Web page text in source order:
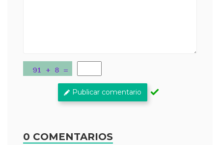
Publicar comentario
0 COMENTARIOS